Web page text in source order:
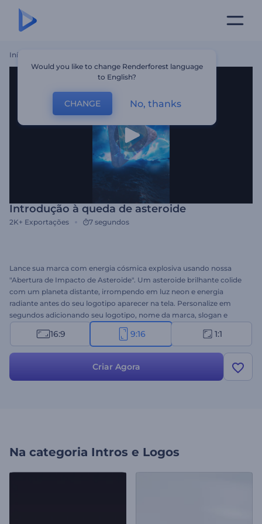
Início
Introdução à queda de asteroide
2K+ Exportações 7 segundos
Lance sua marca com energia cósmica explosiva usando nossa
"Abertura de Impacto de Asteroide". Um asteroide brilhante colide
com um planeta distante, irrompendo em luz neon e energia
radiante antes do seu logotipo aparecer na tela. Personalize em
segundos adicionando seu logotipo, nome da marca, slogan e
música de fundo. Perfeito para aberturas de ficção científica, trailers
cinematográficos, introduções futuristas, canais de jogos e outros
16:9 9:16 1:1
Criar Agora
Na categoria Intros e Logos
Would you like to change Renderforest language
to English?
CHANGE No, thanks